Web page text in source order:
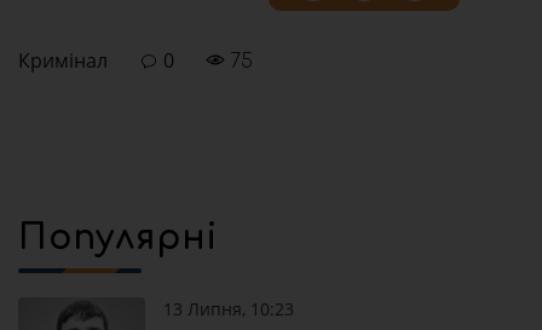
Кримінал 0 75
Популярні
13 Липня, 10:23